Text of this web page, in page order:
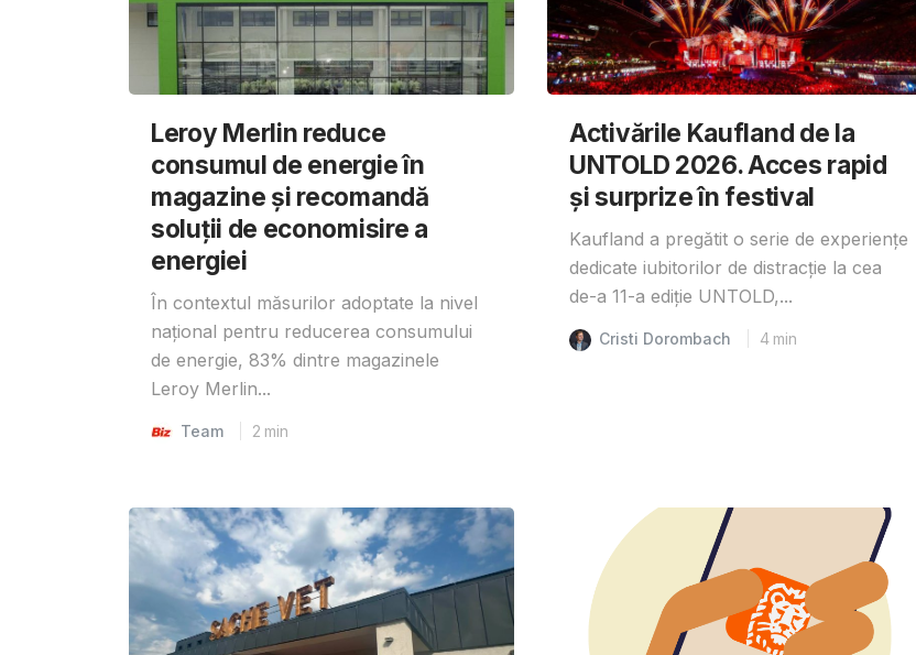
Leroy Merlin reduce
consumul de energie în
magazine și recomandă
soluții de economisire a
energiei
În contextul măsurilor adoptate la nivel
național pentru reducerea consumului
de energie, 83% dintre magazinele
Leroy Merlin...
Team 2 min
Activările Kaufland de la
UNTOLD 2026. Acces rapid
și surprize în festival
Kaufland a pregătit o serie de experiențe
dedicate iubitorilor de distracție la cea
de-a 11-a ediție UNTOLD,...
Cristi Dorombach 4 min